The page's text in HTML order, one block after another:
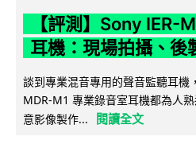
【評測】Sony IER-
耳機：現場拍攝、後
談到專業混音專用的聲音監聽耳機
MDR-M1 專業錄音室耳機都為人
意影像製作...
閱讀全文